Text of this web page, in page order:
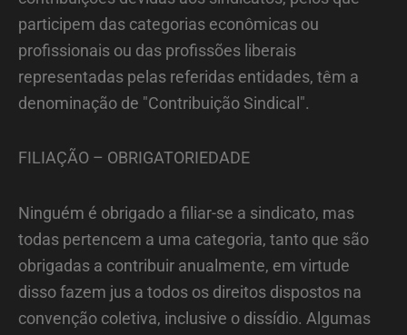
participem das categorias econômicas ou
profissionais ou das profissões liberais
representadas pelas referidas entidades, têm a
denominação de "Contribuição Sindical".
FILIAÇÃO – OBRIGATORIEDADE
Ninguém é obrigado a filiar-se a sindicato, mas
todas pertencem a uma categoria, tanto que são
obrigadas a contribuir anualmente, em virtude
disso fazem jus a todos os direitos dispostos na
convenção coletiva, inclusive o dissídio. Algumas